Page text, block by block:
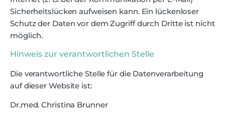
Sicherheitslücken aufweisen kann. Ein lückenloser
Schutz der Daten vor dem Zugriff durch Dritte ist nicht
möglich.
Hinweis zur verantwortlichen Stelle
Die verantwortliche Stelle für die Datenverarbeitung
auf dieser Website ist:
Dr.med. Christina Brunner